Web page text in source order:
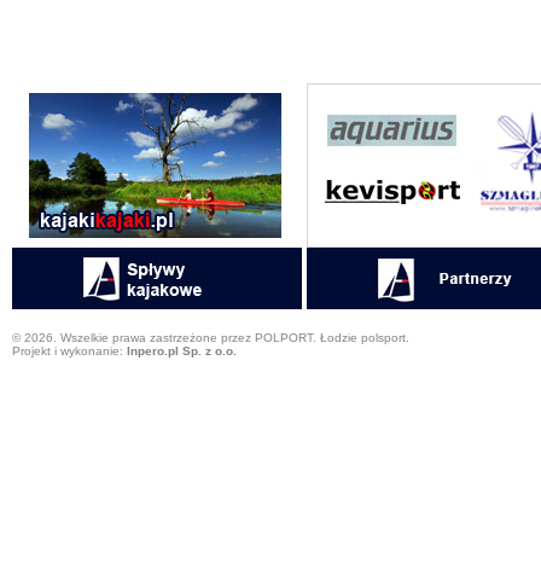
© 2026. Wszelkie prawa zastrzeżone przez POLPORT. Łodzie polsport.
Projekt i wykonanie: Inpero.pl Sp. z o.o.